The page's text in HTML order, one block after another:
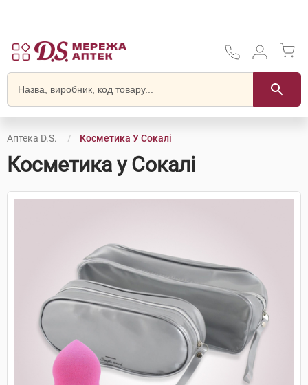
Аптека D.S. Косметика У Сокалі
Косметика у Сокалі